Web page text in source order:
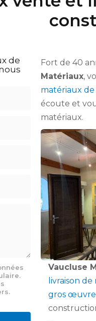
de
Fort de 40
Matériaux,
matériaux
écoute et
matériaux.
Vaucluse
livraison
gros œuvre